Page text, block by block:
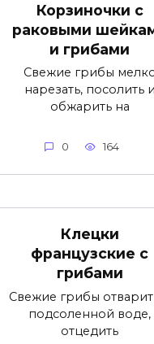
Корзиночки с
раковыми
и грибами
Свежие грибы
нарезать, посолить и
обжарить на
0 164
Клецки
французские с
грибами
Свежие грибы
подсоленной воде,
отцедить